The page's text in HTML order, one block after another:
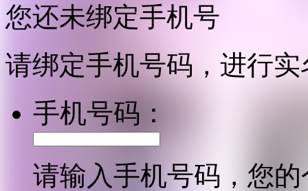
您还未绑定手机号
请绑定手机号码，进行
手机号码：
请输入手机号码，您